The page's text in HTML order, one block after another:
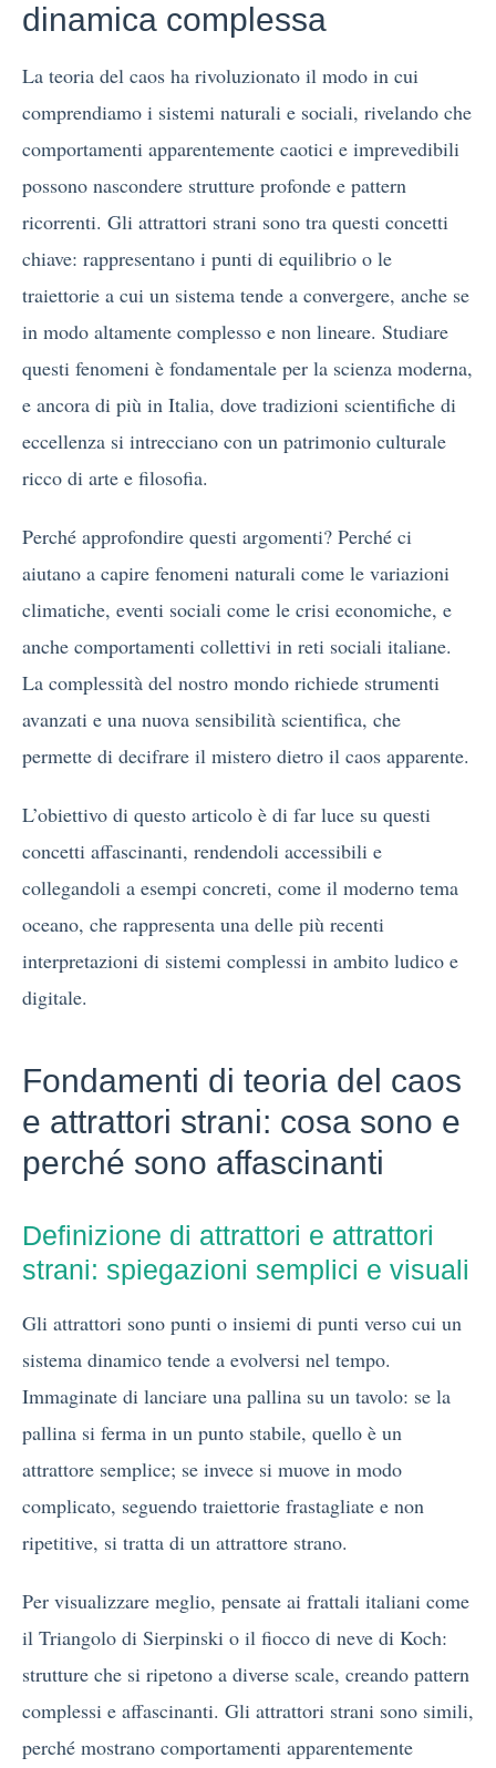
dinamica complessa
La teoria del caos ha rivoluzionato il modo in cui
comprendiamo i sistemi naturali e sociali, rivelando che
comportamenti apparentemente caotici e imprevedibili
possono nascondere strutture profonde e pattern
ricorrenti. Gli attrattori strani sono tra questi concetti
chiave: rappresentano i punti di equilibrio o le
traiettorie a cui un sistema tende a convergere, anche se
in modo altamente complesso e non lineare. Studiare
questi fenomeni è fondamentale per la scienza moderna,
e ancora di più in Italia, dove tradizioni scientifiche di
eccellenza si intrecciano con un patrimonio culturale
ricco di arte e filosofia.
Perché approfondire questi argomenti? Perché ci
aiutano a capire fenomeni naturali come le variazioni
climatiche, eventi sociali come le crisi economiche, e
anche comportamenti collettivi in reti sociali italiane.
La complessità del nostro mondo richiede strumenti
avanzati e una nuova sensibilità scientifica, che
permette di decifrare il mistero dietro il caos apparente.
L’obiettivo di questo articolo è di far luce su questi
concetti affascinanti, rendendoli accessibili e
collegandoli a esempi concreti, come il moderno tema
oceano, che rappresenta una delle più recenti
interpretazioni di sistemi complessi in ambito ludico e
digitale.
Fondamenti di teoria del caos
e attrattori strani: cosa sono e
perché sono affascinanti
Definizione di attrattori e attrattori
strani: spiegazioni semplici e visuali
Gli attrattori sono punti o insiemi di punti verso cui un
sistema dinamico tende a evolversi nel tempo.
Immaginate di lanciare una pallina su un tavolo: se la
pallina si ferma in un punto stabile, quello è un
attrattore semplice; se invece si muove in modo
complicato, seguendo traiettorie frastagliate e non
ripetitive, si tratta di un attrattore strano.
Per visualizzare meglio, pensate ai frattali italiani come
il Triangolo di Sierpinski o il fiocco di neve di Koch:
strutture che si ripetono a diverse scale, creando pattern
complessi e affascinanti. Gli attrattori strani sono simili,
perché mostrano comportamenti apparentemente